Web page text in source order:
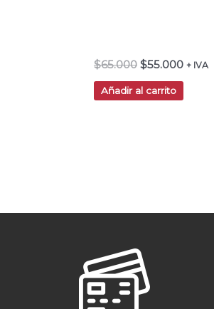
$65.000 $55.000 + IVA
Añadir al carrito